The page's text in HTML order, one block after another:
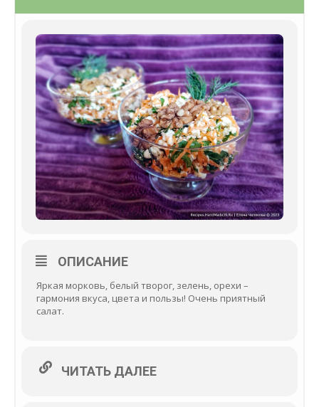
ОПИСАНИЕ
Яркая морковь, белый творог, зелень, орехи –
гармония вкуса, цвета и пользы! Очень приятный
салат.
ЧИТАТЬ ДАЛЕЕ